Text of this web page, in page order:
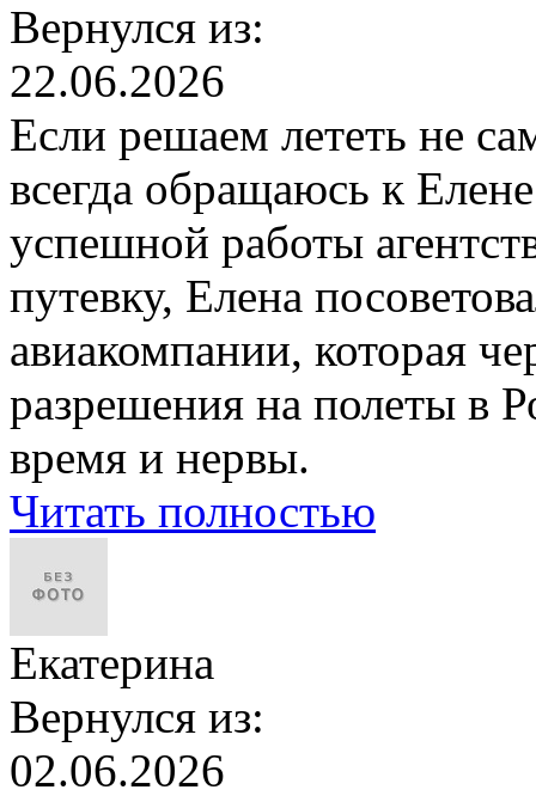
Вернулся из:
22.06.2026
Если решаем лететь не
всегда обращаюсь к
успешной работы
путевку, Елена
авиакомпании, которая
разрешения на полеты в
время и нервы.
Читать полностью
Екатерина
Вернулся из:
02.06.2026